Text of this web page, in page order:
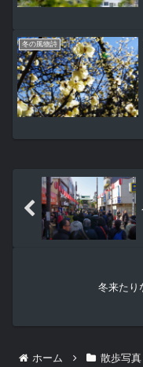
冬の風物詩
冬来たり
ホーム 散歩写真